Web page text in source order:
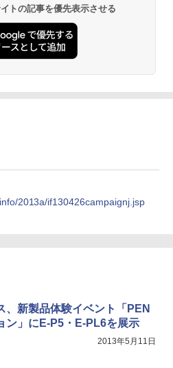
トの記事を優先表示させる
2013a/if130426campaignj.jsp
、新製品体験イベント「PEN
ン」にE-P5・E-PL6を展示
2013年5月11日